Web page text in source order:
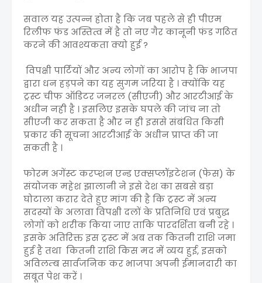
सवाल यह उत्पन्न होता है कि जब पहले से ही पीएम
रिलीफ फंड अस्तित्व में है तो नए गैर कानूनी फंड गठित
करने की आवश्यकता क्यो हुई ?
विपक्षी पार्टियों और अन्य लोगों का आरोप है कि भाजपा
द्वारा धन हड़पने का यह सुगम जरिया है । क्योंकि यह
ट्रस्ट चीफ ऑडिटर जनरल (सीएजी) और आरटीआई के
अधीन नही है । इसलिए इसके घपले की जांच ना तो
सीएजी कर सकता है और न ही इससे संबंधित किसी
प्रकार की सूचना आरटीआई के अधीन प्राप्त की जा
सकती है ।
फोरम अगेंस्ट करप्शन एन्ड एक्सप्लॉइटेशन (फेस) के
संयोजक महेश झालानी ने इसे देश का सबसे बड़ा
घोटाला करार देते हुए मांग की है कि ट्रस्ट में अन्य
सदस्यों के अलावा विपक्षी दलों के प्रतिनिधि एवं प्रबुद्ध
लोगों को शरीक किया जाए ताकि पारदर्शिता बनी रहे ।
इसके अतिरिक्त इस ट्रस्ट में अब तक कितनी राशि जमा
हुई है तथा कितनी राशि किस मद में व्यय हुई, इसको
अविलम्ब सार्वजनिक कर भाजपा अपनी ईमानदारी का
सबूत पेश करें ।